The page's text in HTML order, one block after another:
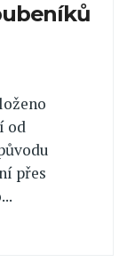
od
přes